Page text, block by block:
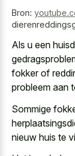
Bron:
Als u een
fokker of
probleem aan
Sommige
nieuw huis te